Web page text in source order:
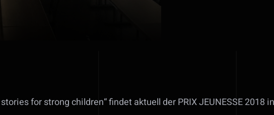
for strong children“ findet aktuell der PRIX JEUNESSE 2018